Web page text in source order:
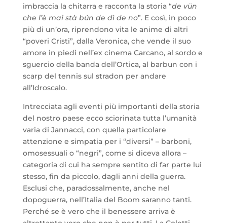
imbraccia la chitarra e racconta la storia “de vün
che l’è mai stà bún de dì de no”. E così, in poco
più di un’ora, riprendono vita le anime di altri
“poveri Cristi”, dalla Veronica, che vende il suo
amore in piedi nell’ex cinema Carcano, al sordo e
sguercio della banda dell’Ortica, al barbun con i
scarp del tennis sul stradon per andare
all’Idroscalo.
Intrecciata agli eventi più importanti della storia
del nostro paese ecco sciorinata tutta l’umanità
varia di Jannacci, con quella particolare
attenzione e simpatia per i “diversi” – barboni,
omosessuali o “negri”, come si diceva allora –
categoria di cui ha sempre sentito di far parte lui
stesso, fin da piccolo, dagli anni della guerra.
Esclusi che, paradossalmente, anche nel
dopoguerra, nell’Italia del Boom saranno tanti.
Perché se è vero che il benessere arriva è